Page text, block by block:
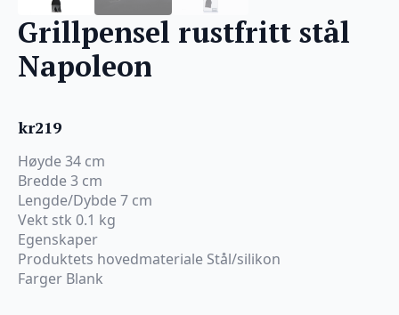
Grillpensel rustfritt stål
Napoleon
kr219
Høyde 34 cm
Bredde 3 cm
Lengde/Dybde 7 cm
Vekt stk 0.1 kg
Egenskaper
Produktets hovedmateriale Stål/silikon
Farger Blank